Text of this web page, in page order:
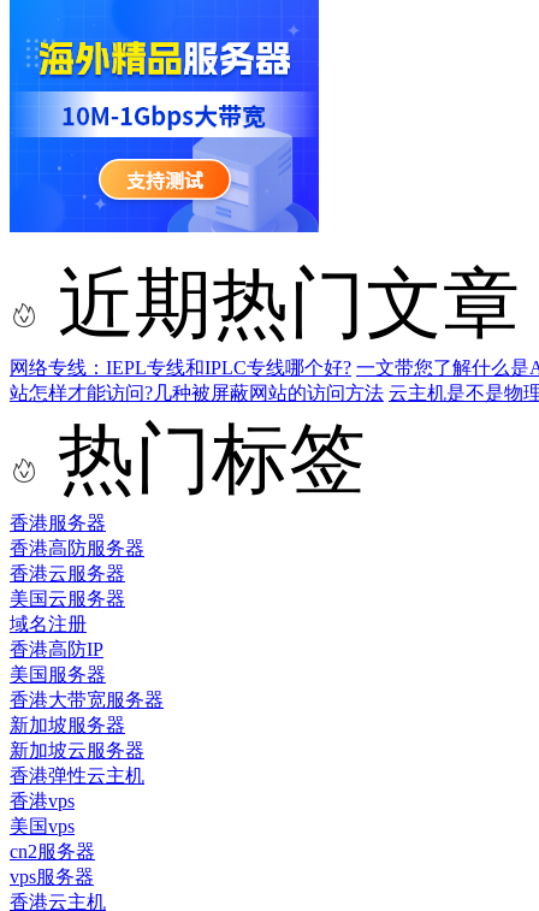
近期热门文章
网络专线：IEPL专线和IPLC专线哪个好? 一文带您了解什么是
站怎样才能访问?几种被屏蔽网站的访问方法 云主机是不是物
热门标签
香港服务器
香港高防服务器
香港云服务器
美国云服务器
域名注册
香港高防IP
美国服务器
香港大带宽服务器
新加坡服务器
新加坡云服务器
香港弹性云主机
香港vps
美国vps
cn2服务器
vps服务器
香港云主机